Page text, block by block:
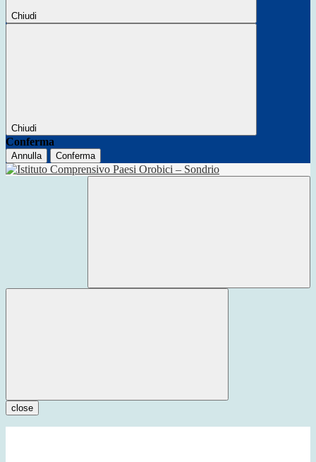
Chiudi
Chiudi
Conferma
Annulla Conferma
close